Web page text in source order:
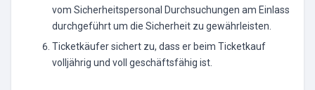
vom Sicherheitspersonal Durchsuchungen am Einlass
durchgeführt um die Sicherheit zu gewährleisten.
Ticketkäufer sichert zu, dass er beim Ticketkauf
volljährig und voll geschäftsfähig ist.